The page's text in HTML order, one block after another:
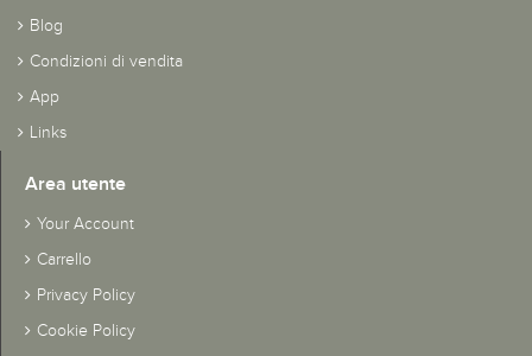
Blog
Condizioni di vendita
App
Links
Area utente
Your Account
Carrello
Privacy Policy
Cookie Policy